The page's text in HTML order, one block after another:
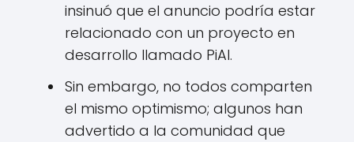
insinuó que el anuncio podría estar
relacionado con un proyecto en
desarrollo llamado PiAI.
Sin embargo, no todos comparten
el mismo optimismo; algunos han
advertido a la comunidad que